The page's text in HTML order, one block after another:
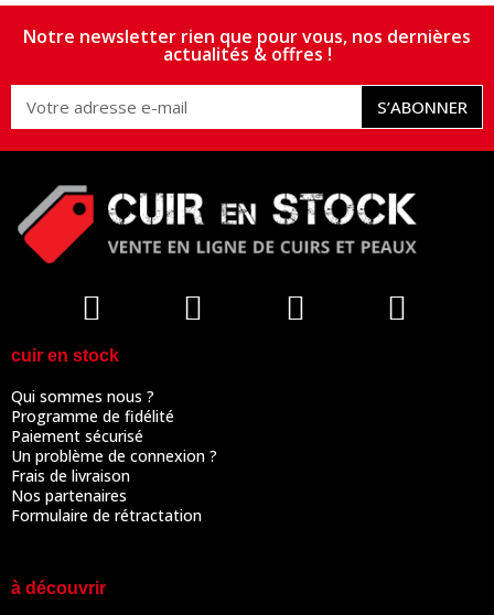
Notre newsletter rien que pour vous, nos dernières
actualités & offres !
S’ABONNER
cuir en stock
Qui sommes nous ?
Programme de fidélité
Paiement sécurisé
Un problème de connexion ?
Frais de livraison
Nos partenaires
Formulaire de rétractation
à découvrir